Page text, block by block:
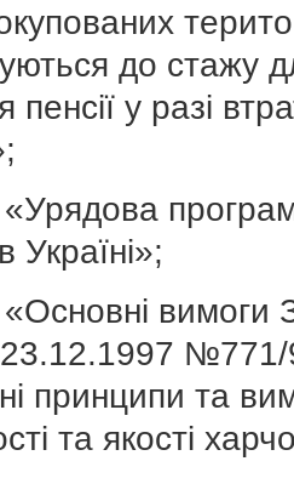
до стажу
пенсії у разі
«Урядова
Україні»;
вимоги
23.12.1997
принципи та
та якості